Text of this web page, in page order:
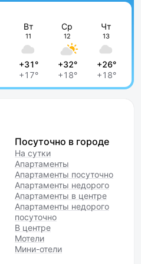
Вт
11
+31°
+17°
Ср
12
+32°
+18°
Чт
13
+26°
+18°
Посуточно в городе
На сутки
Апартаменты
Апартаменты посуточно
Апартаменты недорого
Апартаменты в центре
Апартаменты недорого
посуточно
В центре
Мотели
Мини-отели